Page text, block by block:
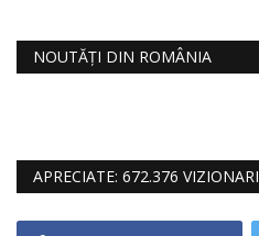
NOUTĂȚI DIN ROMÂNIA
APRECIATE: 672.376 VIZIONARI